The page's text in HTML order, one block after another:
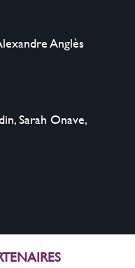
Anglès
,Sarah Onave,